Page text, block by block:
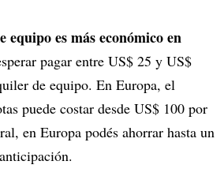
es más económico en
pagar entre US$ 25 y US$
de equipo. En Europa, el
puede costar desde US$ 100 por
en Europa podés ahorrar hasta un